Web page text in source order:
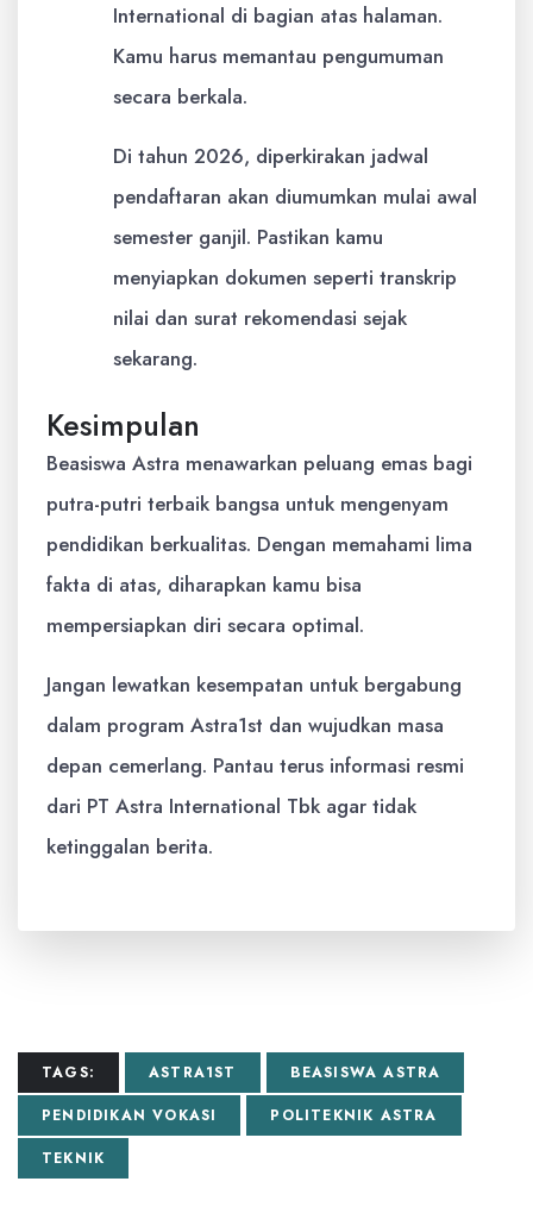
International di bagian atas halaman.
Kamu harus memantau pengumuman
secara berkala.
Di tahun 2026, diperkirakan jadwal
pendaftaran akan diumumkan mulai awal
semester ganjil. Pastikan kamu
menyiapkan dokumen seperti transkrip
nilai dan surat rekomendasi sejak
sekarang.
Kesimpulan
Beasiswa Astra menawarkan peluang emas bagi
putra-putri terbaik bangsa untuk mengenyam
pendidikan berkualitas. Dengan memahami lima
fakta di atas, diharapkan kamu bisa
mempersiapkan diri secara optimal.
Jangan lewatkan kesempatan untuk bergabung
dalam program Astra1st dan wujudkan masa
depan cemerlang. Pantau terus informasi resmi
dari PT Astra International Tbk agar tidak
ketinggalan berita.
TAGS: ASTRA1ST
BEASISWA ASTRA
PENDIDIKAN VOKASI
POLITEKNIK ASTRA
TEKNIK